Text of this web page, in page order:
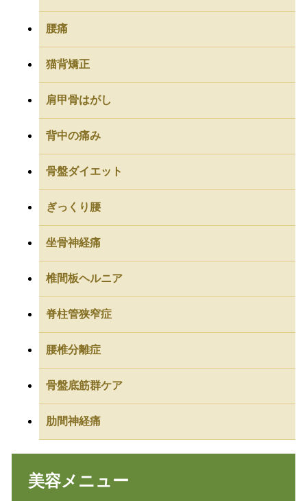
腰痛
猫背矯正
肩甲骨はがし
背中の痛み
骨盤ダイエット
ぎっくり腰
坐骨神経痛
椎間板ヘルニア
脊柱管狭窄症
腰椎分離症
骨盤底筋群ケア
肋間神経痛
美容メニュー